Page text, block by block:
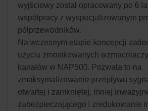
wyjściowy został opracowany po 6
współpracy z wyspecjalizowanym
półprzewodników.
Na wczesnym etapie koncepcji
użyciu zmostkowanych
kanałów w NAP500. Pozwala to na
zmaksymalizowanie przepływu
otwartej i zamkniętej, mniej
zabezpieczającego i zredukowanie